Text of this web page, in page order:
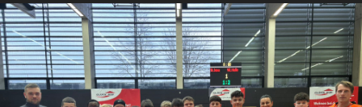
BSG WISMUT GERA E.V.
Gegründet: 1951
Besucher Homepage:25267 21